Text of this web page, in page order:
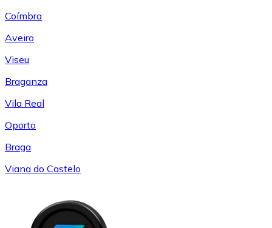
Coímbra
Aveiro
Viseu
Braganza
Vila Real
Oporto
Braga
Viana do Castelo